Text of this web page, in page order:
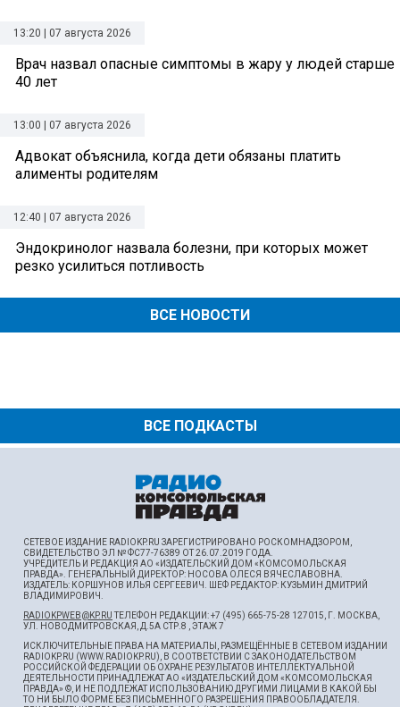
ВСЕ ПОДКАСТЫ
13:20 | 07 августа 2026
Врач назвал опасные симптомы в жару у людей старше
40 лет
13:00 | 07 августа 2026
Адвокат объяснила, когда дети обязаны платить
алименты родителям
12:40 | 07 августа 2026
Эндокринолог назвала болезни, при которых может
резко усилиться потливость
ВСЕ НОВОСТИ
СЕТЕВОЕ ИЗДАНИЕ RADIOKP.RU ЗАРЕГИСТРИРОВАНО РОСКОМНАДЗОРОМ,
СВИДЕТЕЛЬСТВО ЭЛ № ФС77-76389 ОТ 26.07.2019 ГОДА.
УЧРЕДИТЕЛЬ И РЕДАКЦИЯ АО «ИЗДАТЕЛЬСКИЙ ДОМ «КОМСОМОЛЬСКАЯ
ПРАВДА». ГЕНЕРАЛЬНЫЙ ДИРЕКТОР: НОСОВА ОЛЕСЯ ВЯЧЕСЛАВОВНА.
ИЗДАТЕЛЬ: КОРШУНОВ ИЛЬЯ СЕРГЕЕВИЧ. ШEФ РЕДАКТОР: КУЗЬМИН ДМИТРИЙ
ВЛАДИМИРОВИЧ.
RADIOKPWEB@KP.RU ТЕЛЕФОН РЕДАКЦИИ: +7 (495) 665-75-28 127015, Г. МОСКВА,
УЛ. НОВОДМИТРОВСКАЯ, Д.5А СТР.8 , ЭТАЖ 7
ИСКЛЮЧИТЕЛЬНЫЕ ПРАВА НА МАТЕРИАЛЫ, РАЗМЕЩЁННЫЕ В СЕТЕВОМ ИЗДАНИИ
RADIOKP.RU (WWW.RADIOKP.RU), В СООТВЕТСТВИИ С ЗАКОНОДАТЕЛЬСТВОМ
РОССИЙСКОЙ ФЕДЕРАЦИИ ОБ ОХРАНЕ РЕЗУЛЬТАТОВ ИНТЕЛЛЕКТУАЛЬНОЙ
ДЕЯТЕЛЬНОСТИ ПРИНАДЛЕЖАТ АО «ИЗДАТЕЛЬСКИЙ ДОМ «КОМСОМОЛЬСКАЯ
ПРАВДА» ©, И НЕ ПОДЛЕЖАТ ИСПОЛЬЗОВАНИЮ ДРУГИМИ ЛИЦАМИ В КАКОЙ БЫ
ТО НИ БЫЛО ФОРМЕ БЕЗ ПИСЬМЕННОГО РАЗРЕШЕНИЯ ПРАВООБЛАДАТЕЛЯ.